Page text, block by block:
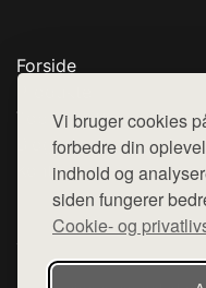
Vi bruger cookies
forbedre din
indhold og
siden fungerer
Cookie- og
Forside
Top Rabatter
Blog
Kontakt